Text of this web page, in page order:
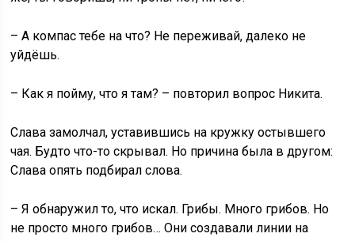
– А компас тебе на что? Не переживай, далеко не
уйдёшь.
– Как я пойму, что я там? – повторил вопрос Никита.
Слава замолчал, уставившись на кружку остывшего
чая. Будто что-то скрывал. Но причина была в другом:
Слава опять подбирал слова.
– Я обнаружил то, что искал. Грибы. Много грибов. Но
не просто много грибов… Они создавали линии на